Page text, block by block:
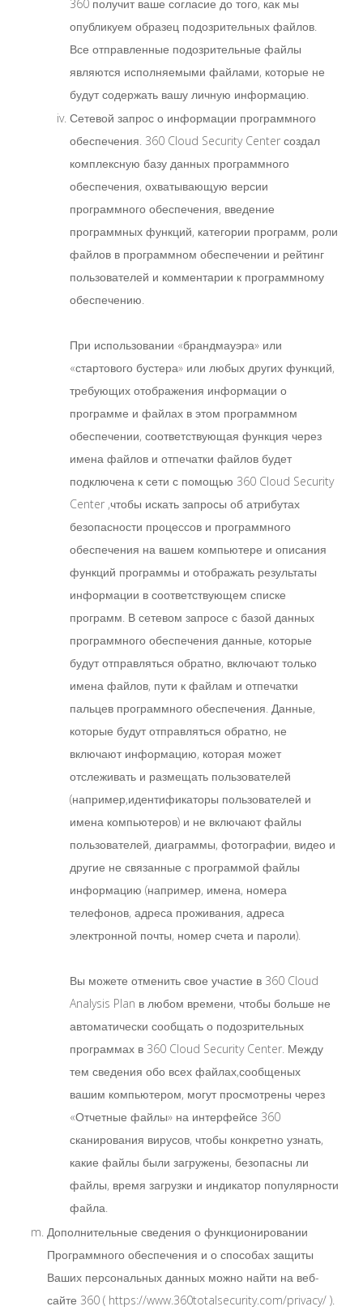
360 получит ваше согласие до того, как мы
опубликуем образец подозрительных файлов.
Все отправленные подозрительные файлы
являются исполняемыми файлами, которые не
будут содержать вашу личную информацию.
Сетевой запрос о информации программного
обеспечения. 360 Cloud Security Center создал
комплексную базу данных программного
обеспечения, охватывающую версии
программного обеспечения, введение
программных функций, категории программ, роли
файлов в программном обеспечении и рейтинг
пользователей и комментарии к программному
обеспечению.
При использовании «брандмауэра» или
«стартового бустера» или любых других функций,
требующих отображения информации о
программе и файлах в этом программном
обеспечении, соответствующая функция через
имена файлов и отпечатки файлов будет
подключена к сети с помощью 360 Cloud Security
Center ,чтобы искать запросы об атрибутах
безопасности процессов и программного
обеспечения на вашем компьютере и описания
функций программы и отображать результаты
информации в соответствующем списке
программ. В сетевом запросе с базой данных
программного обеспечения данные, которые
будут отправляться обратно, включают только
имена файлов, пути к файлам и отпечатки
пальцев программного обеспечения. Данные,
которые будут отправляться обратно, не
включают информацию, которая может
отслеживать и размещать пользователей
(например,идентификаторы пользователей и
имена компьютеров) и не включают файлы
пользователей, диаграммы, фотографии, видео и
другие не связанные с программой файлы
информацию (например, имена, номера
телефонов, адреса проживания, адреса
электронной почты, номер счета и пароли).
Вы можете отменить свое участие в 360 Cloud
Analysis Plan в любом времени, чтобы больше не
автоматически сообщать о подозрительных
программах в 360 Cloud Security Center. Между
тем сведения обо всех файлах,сообщеных
вашим компьютером, могут просмотрены через
«Отчетные файлы» на интерфейсе 360
сканирования вирусов, чтобы конкретно узнать,
какие файлы были загружены, безопасны ли
файлы, время загрузки и индикатор популярности
файла.
Дополнительные сведения о функционировании
Программного обеспечения и о способах защиты
Ваших персональных данных можно найти на веб-
сайте 360 ( https://www.360totalsecurity.com/privacy/ ).